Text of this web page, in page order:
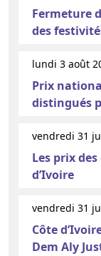
Fermeture
des
lundi 3 août
Prix
distingués
vendredi 31
Les prix
d’Ivoire
vendredi 31
Côte
Dem Aly